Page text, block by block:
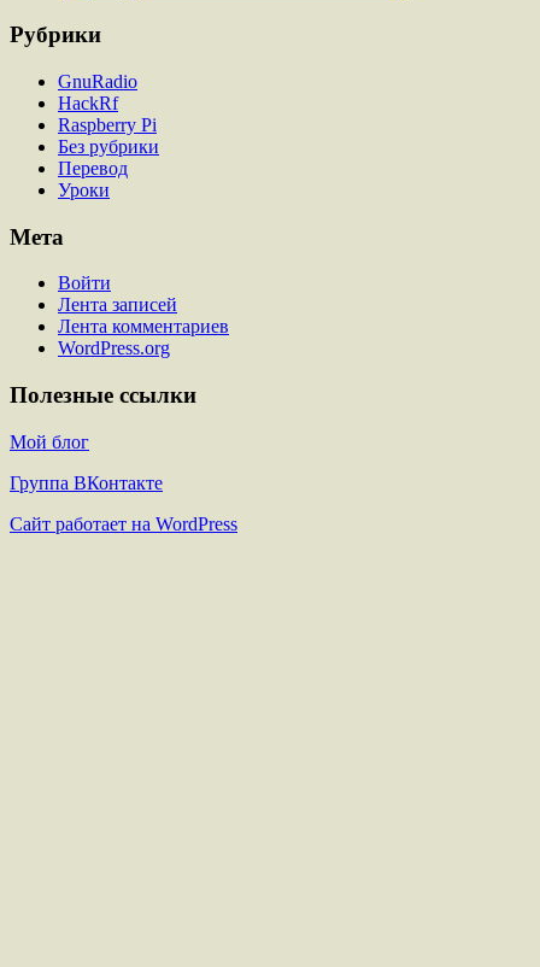
Рубрики
GnuRadio
HackRf
Raspberry Pi
Без рубрики
Перевод
Уроки
Мета
Войти
Лента записей
Лента комментариев
WordPress.org
Полезные ссылки
Мой блог
Группа ВКонтакте
Сайт работает на WordPress